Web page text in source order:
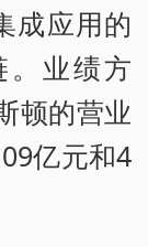
成应用的
业绩方
顿的营业
亿元和4